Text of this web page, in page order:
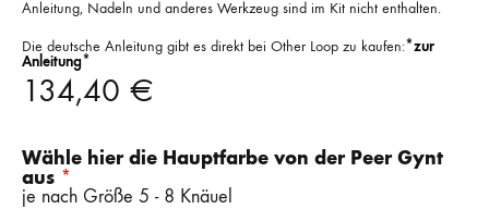
Anleitung, Nadeln und anderes Werkzeug sind im Kit nicht enthalten.
Die deutsche Anleitung gibt es direkt bei Other Loop zu kaufen:*zur
Anleitung*
134,40 €
Wähle hier die Hauptfarbe von der Peer Gynt
aus
je nach Größe 5 - 8 Knäuel